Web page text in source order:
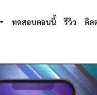
ทดสอบตอนนี้ รีวิว ติด